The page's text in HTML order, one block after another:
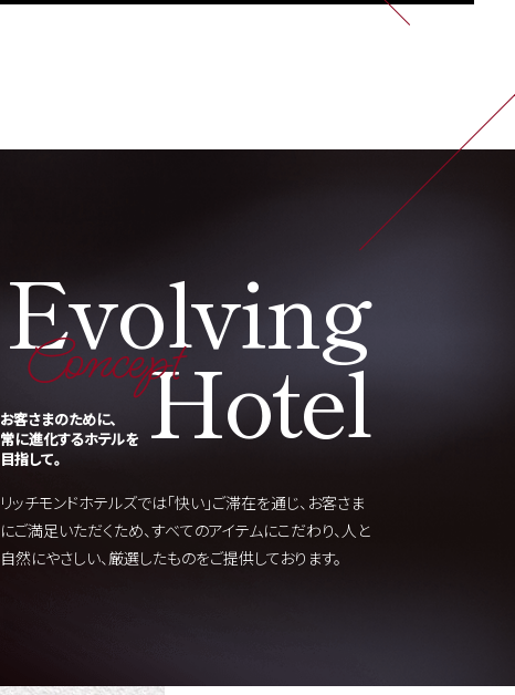
Evolving
Hotel
Concept
お客さまのために、
常に進化するホテルを
目指して。
リッチモンドホテルズでは「快い」ご滞在を通じ、お客さま
にご満足いただくため、すべてのアイテムにこだわり、人と
自然にやさしい、厳選したものをご提供しております。